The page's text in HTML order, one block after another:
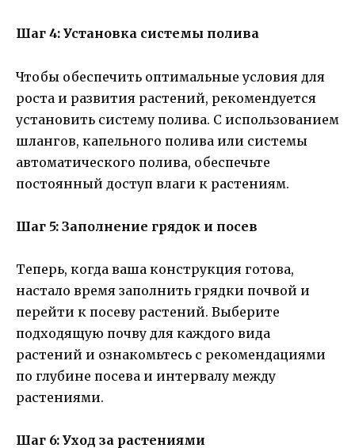
Шаг 4: Установка системы полива
Чтобы обеспечить оптимальные условия для
роста и развития растений, рекомендуется
установить систему полива. С использованием
шлангов, капельного полива или системы
автоматического полива, обеспечьте
постоянный доступ влаги к растениям.
Шаг 5: Заполнение грядок и посев
Теперь, когда ваша конструкция готова,
настало время заполнить грядки почвой и
перейти к посеву растений. Выберите
подходящую почву для каждого вида
растений и ознакомьтесь с рекомендациями
по глубине посева и интервалу между
растениями.
Шаг 6: Уход за растениями